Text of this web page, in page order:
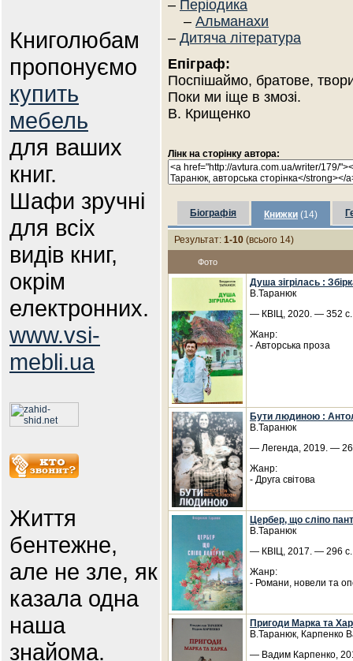
Книголюбам
пропонуємо
купить
мебель
для ваших
книг.
Шафи зручні
для всіх
видів книг,
окрім
електронних.
www.vsi-
mebli.ua
Життя
бентежне,
але не зле, як
казала одна
наша
знайома.
– Періодика
– Альманахи
– Дитяча література
Епіграф:
Поспішаймо, братове,
Поки ми іще в змозі.
В. Крищенко
Лінк на сторінку автора:
Біографія Книжки (14)
Результат: 1-10 (всього 14)
Фото
Душа зігрілась :
В.Таранюк
— КВІЦ, 2020. — 352
Жанр:
- Авторська проза
Бути людиною :
В.Таранюк
— Легенда, 2019. —
Жанр:
- Друга світова
Цербер, що сліпо
В.Таранюк
— КВІЦ, 2017. — 296
Жанр:
- Романи, новели та
Пригоди Марка та
В.Таранюк, Карпенко
— Вадим Карпенко,